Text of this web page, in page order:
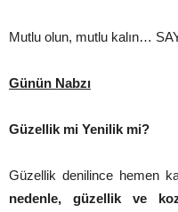
Mutlu olun, mutlu kalın…
Günün Nabzı
Güzellik mi Yenilik mi?
Güzellik denilince hemen
nedenle, güzellik ve